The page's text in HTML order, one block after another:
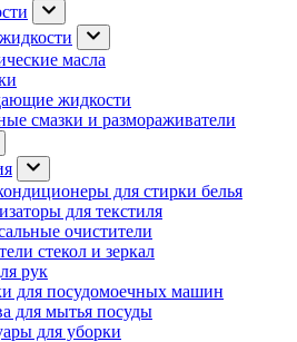
масла
жидкости
смазки и размораживатели
для стирки белья
для текстиля
очистители
стекол и зеркал
рук
для посудомоечных машин
для мытья посуды
для уборки